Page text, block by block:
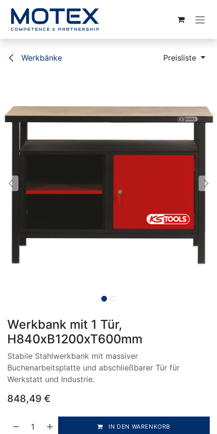
Werkbänke Preisliste
Werkbank mit 1 Tür,
H840xB1200xT600mm
Stabile Stahlwerkbank mit massiver
Buchenarbeitsplatte und abschließbarer Tür für
Werkstatt und Industrie.
848,49 €
IN DEN WARENKORB